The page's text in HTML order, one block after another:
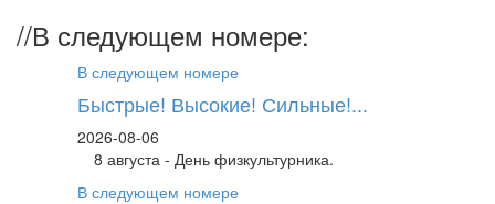
//В следующем номере:
В следующем номере
Быстрые! Высокие! Сильные!...
2026-08-06
8 августа - День физкультурника.
В следующем номере